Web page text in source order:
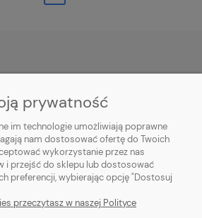
prywatność
im technologie umożliwiają poprawne
nam dostosować ofertę do Twoich
wykorzystanie przez nas
i przejść do sklepu lub dostosować
preferencji, wybierając opcję "Dostosuj
przeczytasz w naszej Polityce